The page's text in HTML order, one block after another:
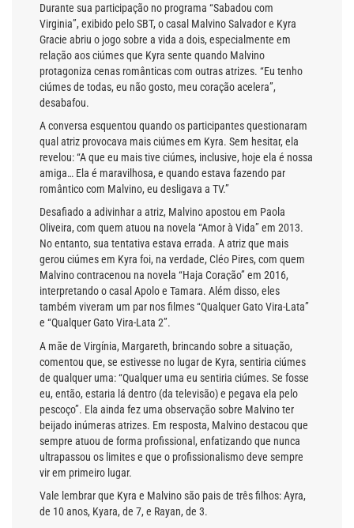
Durante sua participação no programa “Sabadou com
Virginia”, exibido pelo SBT, o casal Malvino Salvador e Kyra
Gracie abriu o jogo sobre a vida a dois, especialmente em
relação aos ciúmes que Kyra sente quando Malvino
protagoniza cenas românticas com outras atrizes. “Eu tenho
ciúmes de todas, eu não gosto, meu coração acelera”,
desabafou.
A conversa esquentou quando os participantes questionaram
qual atriz provocava mais ciúmes em Kyra. Sem hesitar, ela
revelou: “A que eu mais tive ciúmes, inclusive, hoje ela é nossa
amiga… Ela é maravilhosa, e quando estava fazendo par
romântico com Malvino, eu desligava a TV.”
Desafiado a adivinhar a atriz, Malvino apostou em Paola
Oliveira, com quem atuou na novela “Amor à Vida” em 2013.
No entanto, sua tentativa estava errada. A atriz que mais
gerou ciúmes em Kyra foi, na verdade, Cléo Pires, com quem
Malvino contracenou na novela “Haja Coração” em 2016,
interpretando o casal Apolo e Tamara. Além disso, eles
também viveram um par nos filmes “Qualquer Gato Vira-Lata”
e “Qualquer Gato Vira-Lata 2”.
A mãe de Virgínia, Margareth, brincando sobre a situação,
comentou que, se estivesse no lugar de Kyra, sentiria ciúmes
de qualquer uma: “Qualquer uma eu sentiria ciúmes. Se fosse
eu, então, estaria lá dentro (da televisão) e pegava ela pelo
pescoço”. Ela ainda fez uma observação sobre Malvino ter
beijado inúmeras atrizes. Em resposta, Malvino destacou que
sempre atuou de forma profissional, enfatizando que nunca
ultrapassou os limites e que o profissionalismo deve sempre
vir em primeiro lugar.
Vale lembrar que Kyra e Malvino são pais de três filhos: Ayra,
de 10 anos, Kyara, de 7, e Rayan, de 3.